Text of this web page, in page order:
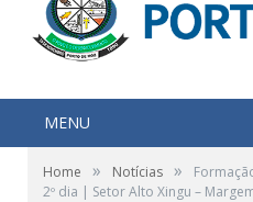
MENU
Home » Notícias »
2º dia | Setor Alto Xingu –